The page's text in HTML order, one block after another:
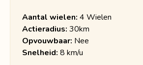
Aantal wielen: 4 Wielen
Actieradius: 30km
Opvouwbaar: Nee
Snelheid: 8 km/u